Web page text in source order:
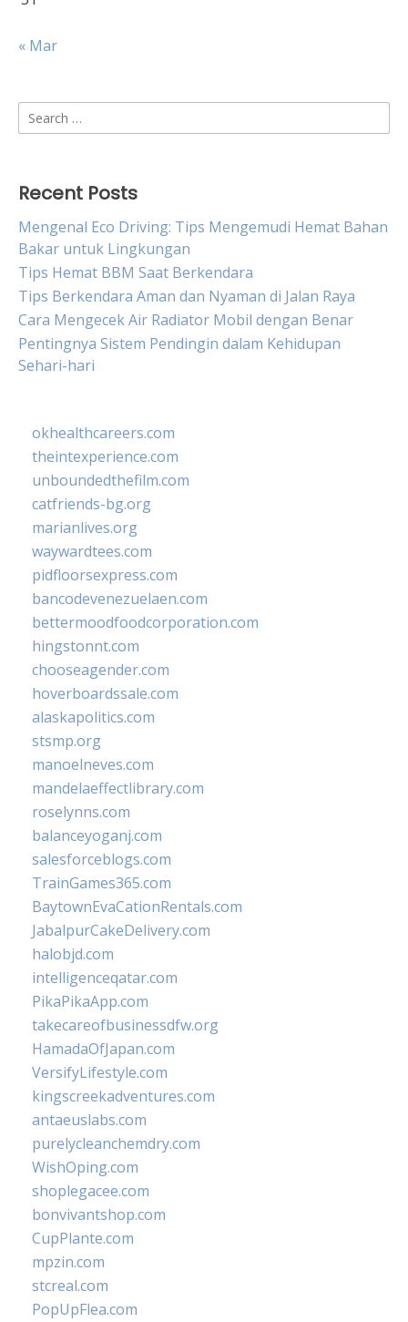
« Mar
Search
for:
Recent Posts
Mengenal Eco Driving: Tips Mengemudi Hemat Bahan
Bakar untuk Lingkungan
Tips Hemat BBM Saat Berkendara
Tips Berkendara Aman dan Nyaman di Jalan Raya
Cara Mengecek Air Radiator Mobil dengan Benar
Pentingnya Sistem Pendingin dalam Kehidupan
Sehari-hari
okhealthcareers.com
theintexperience.com
unboundedthefilm.com
catfriends-bg.org
marianlives.org
waywardtees.com
pidfloorsexpress.com
bancodevenezuelaen.com
bettermoodfoodcorporation.com
hingstonnt.com
chooseagender.com
hoverboardssale.com
alaskapolitics.com
stsmp.org
manoelneves.com
mandelaeffectlibrary.com
roselynns.com
balanceyoganj.com
salesforceblogs.com
TrainGames365.com
BaytownEvaCationRentals.com
JabalpurCakeDelivery.com
halobjd.com
intelligenceqatar.com
PikaPikaApp.com
takecareofbusinessdfw.org
HamadaOfJapan.com
VersifyLifestyle.com
kingscreekadventures.com
antaeuslabs.com
purelycleanchemdry.com
WishOping.com
shoplegacee.com
bonvivantshop.com
CupPlante.com
mpzin.com
stcreal.com
PopUpFlea.com